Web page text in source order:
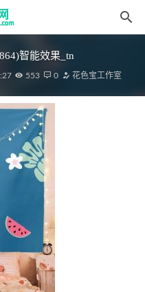
智能效果_tn
553 0 花色宝工作室
展示
2022-03-28
04-10
床裙 xiaoguo